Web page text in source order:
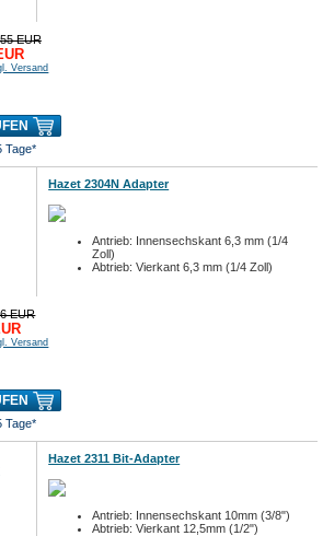
EUR
Versand
Tage*
Hazet 2304N Adapter
Antrieb: Innensechskant 6,3 mm (1/4
Zoll)
Abtrieb: Vierkant 6,3 mm (1/4 Zoll)
EUR
Versand
Tage*
Hazet 2311 Bit-Adapter
Antrieb: Innensechskant 10mm (3/8")
Abtrieb: Vierkant 12,5mm (1/2")